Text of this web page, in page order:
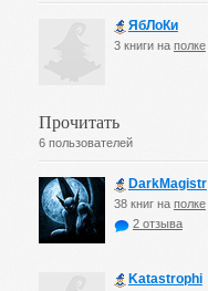
ЯбЛоКи
3 книги на полке
Прочитать
6 пользователей
DarkMagistr
38 книг на полке
2 отзыва
Katastrophi